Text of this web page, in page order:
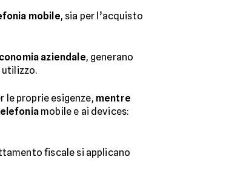
mobile, sia per l’acquisto
aziendale, generano
utilizzo.
le proprie esigenze, mentre
mobile e ai devices:
fiscale si applicano